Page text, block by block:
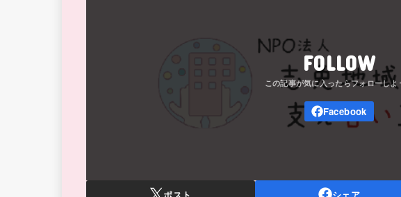
FOLLOW